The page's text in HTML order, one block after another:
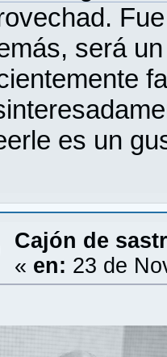
será
es un
Cajón de
« en: 23 de